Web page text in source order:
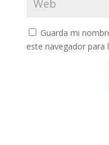
Guarda mi
este navegador para